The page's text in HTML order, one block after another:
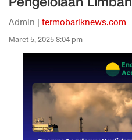
Admin | termobariknews.com
Maret 5, 2025 8:04 pm